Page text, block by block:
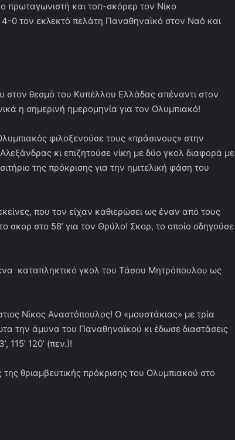
πρωταγωνιστή και τοπ-σκόρερ τον Νίκο
0 τον εκλεκτό πελάτη Παναθηναϊκό στον Ναό και
στον θεσμό του Κυπέλλου Ελλάδας απέναντι στον
η σημερινή ημερομηνία για τον Ολυμπιακό!
φιλοξενούσε τους «πράσινους» στην
κι επιζητούσε νίκη με δύο γκολ διαφορά με
της πρόκρισης για την ημιτελική φάση του
που τον είχαν καθιερώσει ως έναν από τους
σκορ στο 58’ για τον Θρύλο! Σκορ, το οποίο οδηγούσε
καταπληκτικό γκολ του Τάσου Μητρόπουλου ως
Νίκος Αναστόπουλος! Ο «μουστάκιας» με τρία
την άμυνα του Παναθηναϊκού κι έδωσε διαστάσεις
115’ 120’ (πεν.)!
θριαμβευτικής πρόκρισης του Ολυμπιακού στο